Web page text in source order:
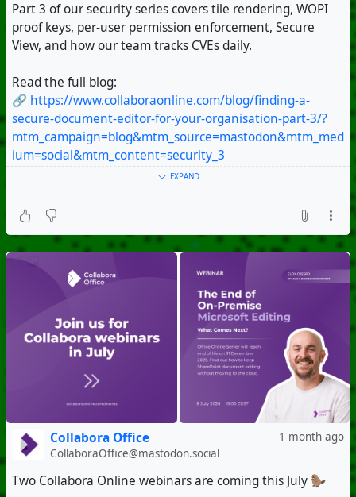
Part 3 of our security series covers tile rendering, WOPI
proof keys, per-user permission enforcement, Secure
View, and how our team tracks CVEs daily.
Read the full blog:
🔗 https://www.collaboraonline.com/blog/finding-a-
secure-document-editor-for-your-organisation-part-3/?
mtm_campaign=blog&mtm_source=mastodon&mtm_med
ium=social&mtm_content=security_3
EXPAND
+ 1
1 month ago
Collabora Office
CollaboraOffice@mastodon.social
Two Collabora Online webinars are coming this July 🦫